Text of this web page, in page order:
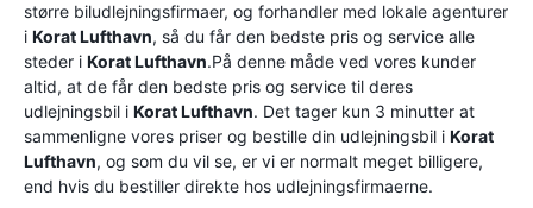
større biludlejningsfirmaer, og forhandler med lokale agenturer
i Korat Lufthavn, så du får den bedste pris og service alle
steder i Korat Lufthavn.På denne måde ved vores kunder
altid, at de får den bedste pris og service til deres
udlejningsbil i Korat Lufthavn. Det tager kun 3 minutter at
sammenligne vores priser og bestille din udlejningsbil i Korat
Lufthavn, og som du vil se, er vi er normalt meget billigere,
end hvis du bestiller direkte hos udlejningsfirmaerne.